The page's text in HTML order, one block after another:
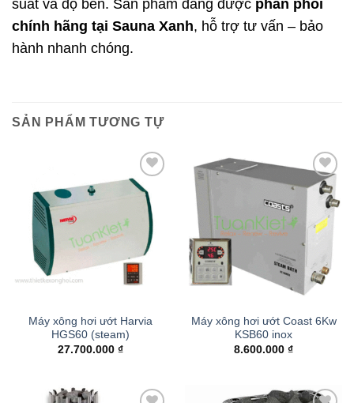
suất và độ bền. Sản phẩm đang được phân phối
chính hãng tại Sauna Xanh, hỗ trợ tư vấn – bảo
hành nhanh chóng.
SẢN PHẨM TƯƠNG TỰ
Add to
wishlist
Máy xông hơi ướt Harvia
HGS60 (steam)
27.700.000 ₫
Add to
wishlist
Máy xông hơi ướt Coast 6Kw
KSB60 inox
8.600.000 ₫